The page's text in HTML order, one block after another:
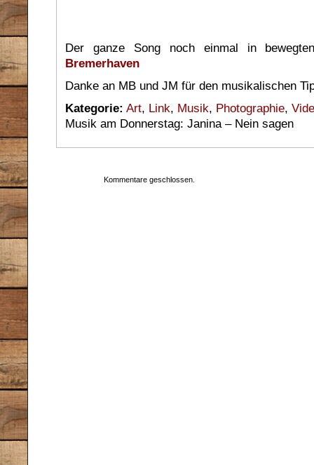
Der ganze Song noch einmal in
Bremerhaven
Danke an MB und JM für den musikalischen
Kategorie: Art, Link, Musik, Photographie,
Musik am Donnerstag: Janina – Nein sagen
Kommentare geschlossen.